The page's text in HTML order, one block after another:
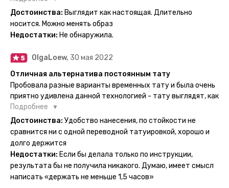
Заказала и не пожалела. Супер. Выглядит как настоящая.
Посмотрю как булет ы носке. Обязательно закажу ещё.
Достоинства: Выглядит как настоящая. Длительно
носится. Можно менять образ
Недостатки: Не обнаружила.
OlgaLoew, 30 мая 2022
Отличная альтернатива постоянным тату
Пробовала разные варианты временных тату и была очень
приятно удивлена данной технологией - тату выглядят, как
настоящие, и не тускнеют больше недели даже несмотря
на контакты с водой! На сайте очень большой выбор по
тематике и размерам, быстрая доставка. Заказывала сразу
очередного рисунка у меня на руке друзья до сих пор
каждый раз уточняют, временная ли тату или я всё-таки
решила себе что-то набить :) Т. к. если следовать
инструкции, то её действительно не отличить от
Подробнее
Достоинства: Удобство нанесения, по стойкости не
сравнится ни с одной переводной татуировкой, хорошо и
долго держится
Недостатки: Если бы делала только по инструкции,
результата бы не получила никакого. Думаю, имеет смысл
написать «держать не меньше 1,5 часов»